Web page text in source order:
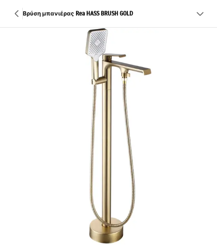
Βρύση μπανιέρας Rea HASS BRUSH GOLD